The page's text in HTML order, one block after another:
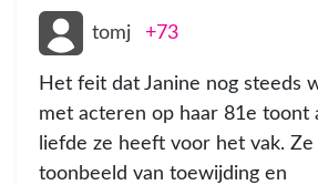
tomj +73
Het feit dat Janine nog steeds
met acteren op haar 81e toont
liefde ze heeft voor het vak. Ze
toonbeeld van toewijding en